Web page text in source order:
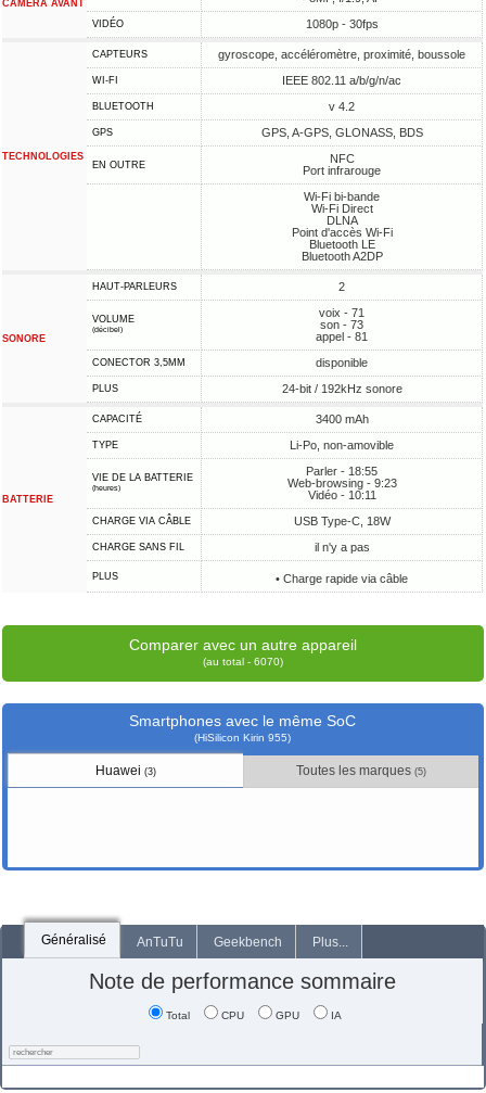
CAMÉRA AVANT
VIDÉO 1080p - 30fps
TECHNOLOGIES
CAPTEURS gyroscope, accéléromètre, proximité, boussole
WI-FI IEEE 802.11 a/b/g/n/ac
BLUETOOTH v 4.2
GPS GPS, A-GPS, GLONASS, BDS
EN OUTRE
NFC
Port infrarouge
Wi-Fi bi-bande
Wi-Fi Direct
DLNA
Point d'accès Wi-Fi
Bluetooth LE
Bluetooth A2DP
SONORE
HAUT-PARLEURS 2
VOLUME
(décibel)
voix - 71
son - 73
appel - 81
CONECTOR 3,5MM disponible
PLUS 24-bit / 192kHz sonore
BATTERIE
CAPACITÉ 3400 mAh
TYPE Li-Po, non-amovible
VIE DE LA BATTERIE
(heures)
Parler - 18:55
Web-browsing - 9:23
Vidéo - 10:11
CHARGE VIA CÂBLE USB Type-C, 18W
CHARGE SANS FIL il n'y a pas
PLUS • Charge rapide via câble
Comparer avec un autre appareil
(au total - 6070)
Smartphones avec le même SoC
(HiSilicon Kirin 955)
Huawei (3) Toutes les marques (5)
Généralisé AnTuTu Geekbench Plus...
Note de performance sommaire
Total CPU GPU IA